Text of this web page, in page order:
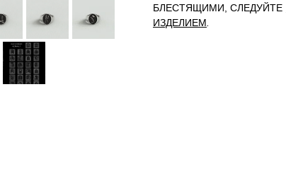
БЛЕСТЯЩИМИ, СЛЕДУЙТЕ
ИЗДЕЛИЕМ.